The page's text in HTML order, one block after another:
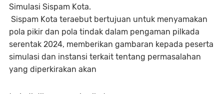
Simulasi Sispam Kota.
Sispam Kota teraebut bertujuan untuk menyamakan
pola pikir dan pola tindak dalam pengaman pilkada
serentak 2024, memberikan gambaran kepada peserta
simulasi dan instansi terkait tentang permasalahan
yang diperkirakan akan